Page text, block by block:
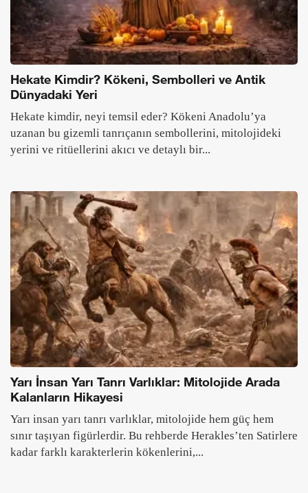
Hekate Kimdir? Kökeni, Sembolleri ve Antik
Dünyadaki Yeri
Hekate kimdir, neyi temsil eder? Kökeni Anadolu’ya
uzanan bu gizemli tanrıçanın sembollerini, mitolojideki
yerini ve ritüellerini akıcı ve detaylı bir...
Yarı İnsan Yarı Tanrı Varlıklar: Mitolojide Arada
Kalanların Hikayesi
Yarı insan yarı tanrı varlıklar, mitolojide hem güç hem
sınır taşıyan figürlerdir. Bu rehberde Herakles’ten Satirlere
kadar farklı karakterlerin kökenlerini,...